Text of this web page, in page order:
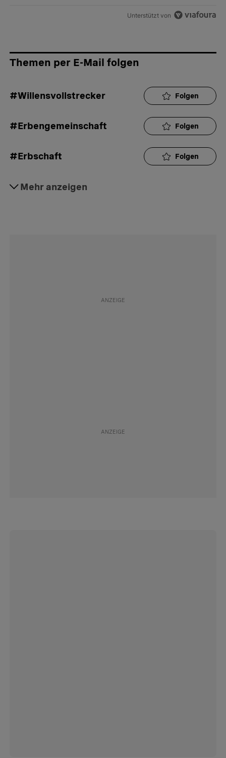
Unterstützt von
Themen per E-Mail folgen
#Willensvollstrecker Folgen
#Erbengemeinschaft Folgen
#Erbschaft Folgen
Mehr anzeigen
#Testament